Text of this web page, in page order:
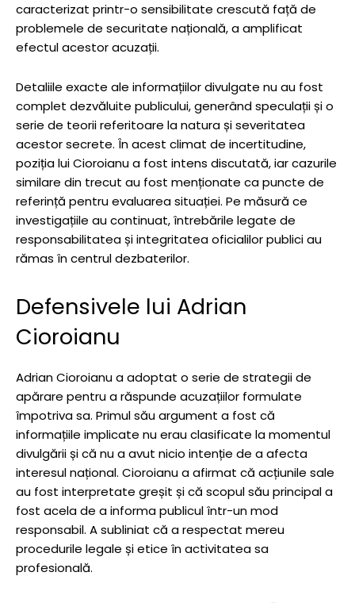
caracterizat printr-o sensibilitate crescută față de
problemele de securitate națională, a amplificat
efectul acestor acuzații.
Detaliile exacte ale informațiilor divulgate nu au fost
complet dezvăluite publicului, generând speculații și o
serie de teorii referitoare la natura și severitatea
acestor secrete. În acest climat de incertitudine,
poziția lui Cioroianu a fost intens discutată, iar cazurile
similare din trecut au fost menționate ca puncte de
referință pentru evaluarea situației. Pe măsură ce
investigațiile au continuat, întrebările legate de
responsabilitatea și integritatea oficialilor publici au
rămas în centrul dezbaterilor.
Defensivele lui Adrian
Cioroianu
Adrian Cioroianu a adoptat o serie de strategii de
apărare pentru a răspunde acuzațiilor formulate
împotriva sa. Primul său argument a fost că
informațiile implicate nu erau clasificate la momentul
divulgării și că nu a avut nicio intenție de a afecta
interesul național. Cioroianu a afirmat că acțiunile sale
au fost interpretate greșit și că scopul său principal a
fost acela de a informa publicul într-un mod
responsabil. A subliniat că a respectat mereu
procedurile legale și etice în activitatea sa
profesională.